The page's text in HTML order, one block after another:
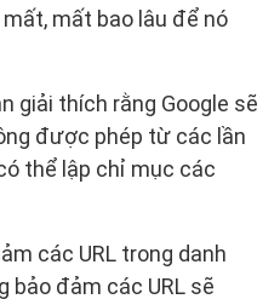
mất bao lâu để nó
giải thích rằng Google sẽ
được phép từ các lần
thể lập chỉ mục các
các URL trong danh
bảo đảm các URL sẽ